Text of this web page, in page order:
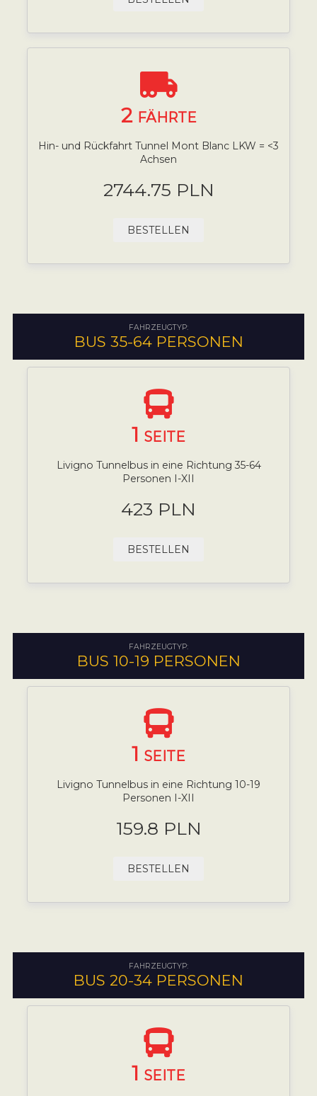
2 FÄHRTE
Hin- und Rückfahrt Tunnel Mont Blanc LKW = <3
Achsen
2744.75 PLN
BESTELLEN
FAHRZEUGTYP:
BUS 35-64 PERSONEN
1 SEITE
Livigno Tunnelbus in eine Richtung 35-64
Personen I-XII
423 PLN
BESTELLEN
FAHRZEUGTYP:
BUS 10-19 PERSONEN
1 SEITE
Livigno Tunnelbus in eine Richtung 10-19
Personen I-XII
159.8 PLN
BESTELLEN
FAHRZEUGTYP:
BUS 20-34 PERSONEN
1 SEITE